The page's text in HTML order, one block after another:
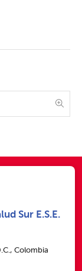
Sur E.S.E.
Colombia